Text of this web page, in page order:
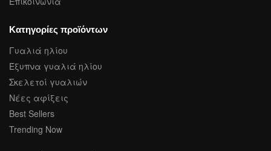
Κατηγορίες προϊόντων
Γυαλιά ηλίου
Έξυπνα γυαλιά ηλίου
Σκελετοί γυαλιών
Νέες αφίξεις
Best Sellers
Trending Now